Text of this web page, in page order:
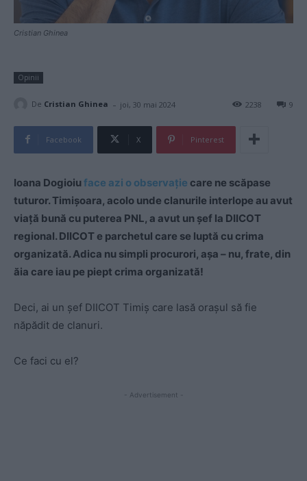
Cristian Ghinea
Opinii
De Cristian Ghinea - joi, 30 mai 2024 9
2238
Facebook X Pinterest
Ioana Dogioiu face azi o observație care ne scăpase
tuturor. Timişoara, acolo unde clanurile interlope au avut
viață bună cu puterea PNL, a avut un şef la DIICOT
regional. DIICOT e parchetul care se luptă cu crima
organizată. Adica nu simpli procurori, aşa – nu, frate, din
ăia care iau pe piept crima organizată!
Deci, ai un şef DIICOT Timiş care lasă oraşul să fie
năpădit de clanuri.
Ce faci cu el?
- Advertisement -